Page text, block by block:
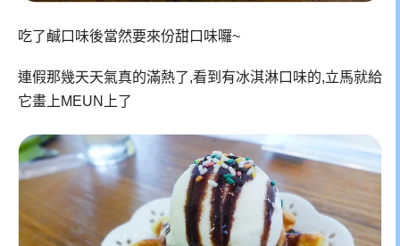
吃了鹹口味後當然要來份甜口味囉~
連假那幾天天氣真的滿熱了,看到有冰淇淋口味的,立馬就給
它畫上MEUN上了